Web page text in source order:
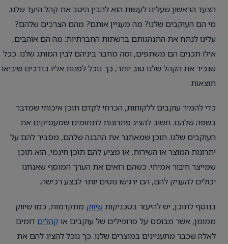
הצעד הראשון שעלינו לעשות הוא להבין היטב את קהל היעד שלנו.
מי הם העוקבים שלנו? מה מעניין אותם? מהם הצרכים שלהם?
עלינו לנתח את התנהגותם ברשתות החברתיות: מה הם אוהבים,
אילו תכנים הם משתפים, ומה מחבר ביניהם לבין המותג שלנו. ככל
שנכיר את הקהל שלנו טוב יותר, כך נוכל לפנות אליו בדרכים שיביאו
תוצאות.
כדי להמיר עוקבים ללקוחות, הכרחי לקדם תוכן איכותי שמדבר
בשפה שלהם. חשוב להציג פתרונות לתחומים שמעסיקים את
העוקבים שלנו. תוכן שמאתגר את ההבנה שלהם, מסביר להם על
יתרונות המוצר או השירות, או מציע להם תוכן חינמי, הוא תוכן
שמייצר חיבור אמיתי. כשהם רואים את הערך המוסף שאנחנו
יכולים להעניק להם, הם ירגישו נוטים יותר לבצע רכישה.
בנוסף לתוכן, יש להיעזר בטכניקות שיווק מתקדמות, כמו שיווק
ממומן, אשר מבוסס על פרופילים של עוקבים אוקהליםדומים
לאלה שכבר מתעניינים במוצרים שלנו. כך נוכל להציג להם את